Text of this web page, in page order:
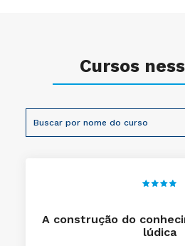
Cursos
A construção do
lúdica